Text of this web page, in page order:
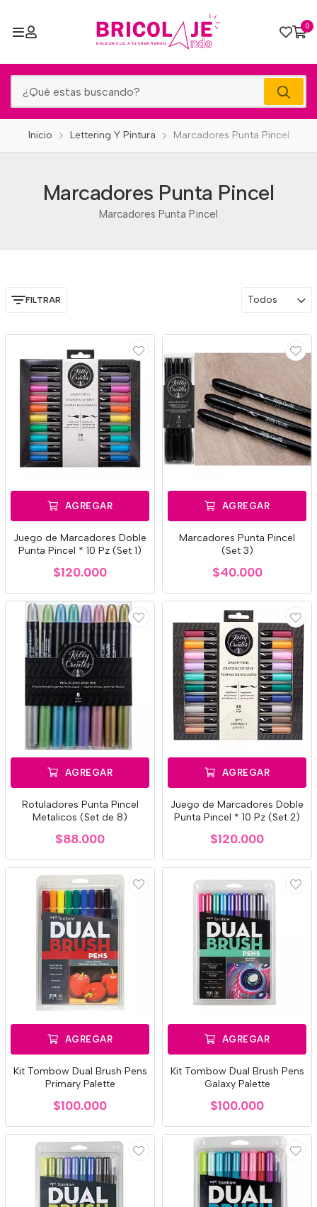
0
Inicio Lettering Y Pintura Marcadores Punta Pincel
Marcadores Punta Pincel
Marcadores Punta Pincel
FILTRAR Todos
AGREGAR
Juego de Marcadores Doble
Punta Pincel * 10 Pz (Set 1)
$120.000
AGREGAR
Marcadores Punta Pincel
(Set 3)
$40.000
AGREGAR
Rotuladores Punta Pincel
Metalicos (Set de 8)
$88.000
AGREGAR
Juego de Marcadores Doble
Punta Pincel * 10 Pz (Set 2)
$120.000
AGREGAR
Kit Tombow Dual Brush Pens
Primary Palette
$100.000
AGREGAR
Kit Tombow Dual Brush Pens
Galaxy Palette
$100.000